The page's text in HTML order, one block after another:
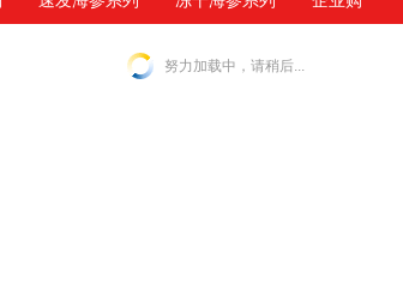
努力加载中，请稍后...